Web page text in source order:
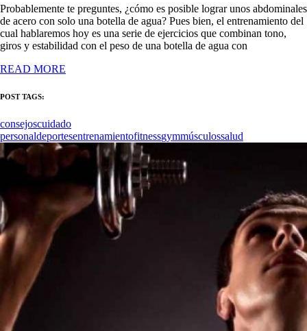
Probablemente te preguntes, ¿cómo es posible lograr unos abdominales
de acero con solo una botella de agua? Pues bien, el entrenamiento del
cual hablaremos hoy es una serie de ejercicios que combinan tono,
giros y estabilidad con el peso de una botella de agua con
READ MORE
POST TAGS:
consejoscuidado
personaldeportesentrenamientofitnessgymmúsculossalud